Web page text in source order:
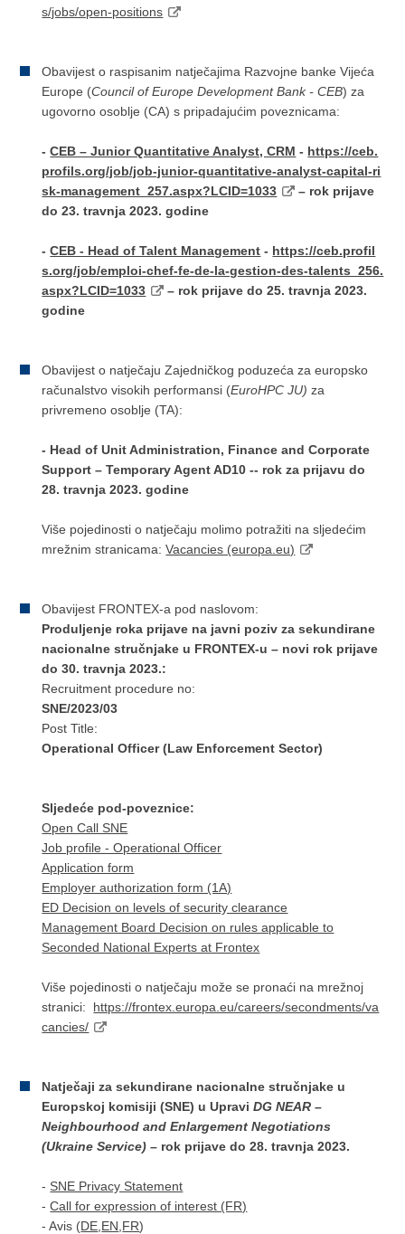
s/jobs/open-positions
Obavijest o raspisanim natječajima Razvojne banke Vijeća
Europe (Council of Europe Development Bank - CEB) za
ugovorno osoblje (CA) s pripadajućim poveznicama:
-CEB – Junior Quantitative Analyst, CRM - https://ceb.
profils.org/job/job-junior-quantitative-analyst-capital-ri
sk-management_257.aspx?LCID=1033
– rok prijave
do 23. travnja 2023. godine
-CEB - Head of Talent Management - https://ceb.profil
s.org/job/emploi-chef-fe-de-la-gestion-des-talents_256.
aspx?LCID=1033
– rok prijave do 25. travnja 2023.
godine
Obavijest o natječaju Zajedničkog poduzeća za europsko
računalstvo visokih performansi (EuroHPC JU) za
privremeno osoblje (TA):
- Head of Unit Administration, Finance and Corporate
Support – Temporary Agent AD10 -- rok za prijavu do
28. travnja 2023. godine
Više pojedinosti o natječaju molimo potražiti na sljedećim
mrežnim stranicama:Vacancies (europa.eu)
Obavijest FRONTEX-a pod naslovom:
Produljenje roka prijave na javni poziv za sekundirane
nacionalne stručnjake u FRONTEX-u – novi rok prijave
do 30. travnja 2023.:
Recruitment procedure no:
SNE/2023/03
Post Title:
Operational Officer (Law Enforcement Sector)
Sljedeće pod-poveznice:
Open Call SNE
Job profile - Operational Officer
Application form
Employer authorization form (1A)
ED Decision on levels of security clearance
Management Board Decision on rules applicable to
Seconded National Experts at Frontex
Više pojedinosti o natječaju može se pronaći na mrežnoj
stranici: https://frontex.europa.eu/careers/secondments/va
cancies/
Natječaji za sekundirane nacionalne stručnjake u
Europskoj komisiji (SNE) u UpraviDG NEAR –
Neighbourhood and Enlargement Negotiations
(Ukraine Service) – rok prijave do 28. travnja 2023.
- SNE Privacy Statement
-Call for expression of interest (FR)
- Avis (DE EN FR)